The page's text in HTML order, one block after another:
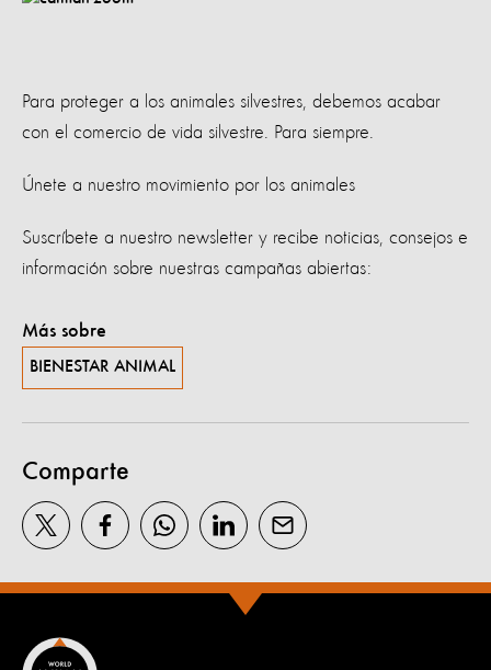
Para proteger a los animales silvestres, debemos acabar
con el comercio de vida silvestre. Para siempre.
Únete a nuestro movimiento por los animales
Suscríbete a nuestro newsletter y recibe noticias, consejos e
información sobre nuestras campañas abiertas:
Más sobre
BIENESTAR ANIMAL
Comparte